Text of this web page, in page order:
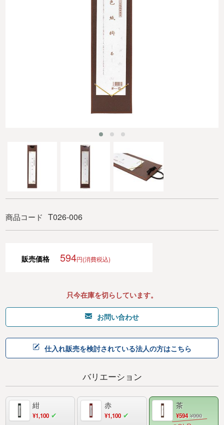
商品コード T026-006
販売価格 594円(消費税込)
只今在庫を切らしています。
お問い合わせ
仕入れ販売を検討されている法人の方はこちら
バリエーション
紺
¥1,100
赤
¥1,100
茶
¥594 ¥990